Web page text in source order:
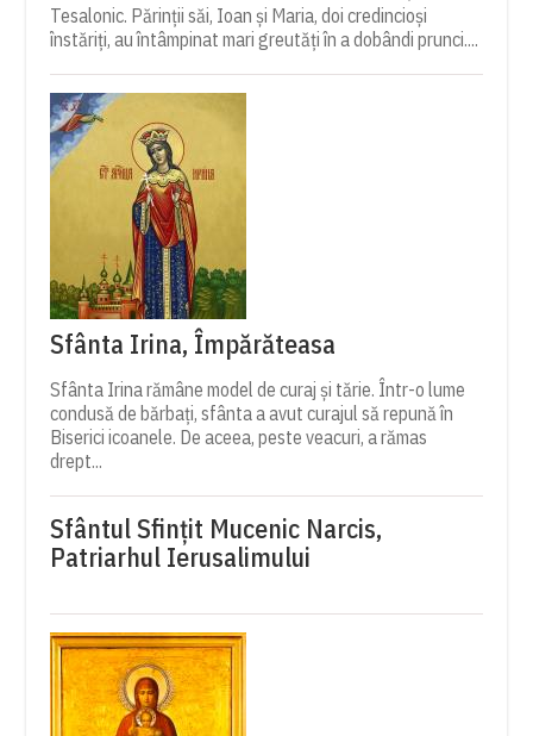
Tesalonic. Părinții săi, Ioan și Maria, doi credincioși
înstăriți, au întâmpinat mari greutăți în a dobândi prunci....
Sfânta Irina, Împărăteasa
Sfânta Irina rămâne model de curaj și tărie. Într-o lume
condusă de bărbați, sfânta a avut curajul să repună în
Biserici icoanele. De aceea, peste veacuri, a rămas
drept...
Sfântul Sfinţit Mucenic Narcis,
Patriarhul Ierusalimului